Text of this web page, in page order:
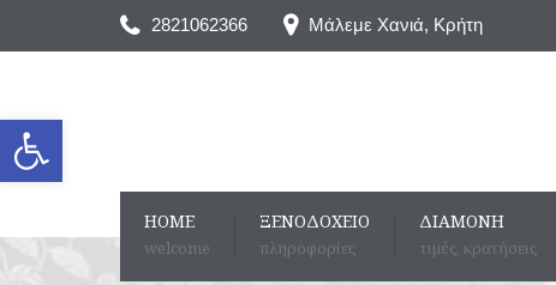
Ανοίξτε τη γραμμή εργαλείων
2821062366 Μάλεμε Χανιά, Kρήτη
HOME
welcome
ΞΕΝΟΔΟΧΕΊΟ
πληροφορίες
ΔΙΑΜΟΝΉ
τιμές, κρατήσεις